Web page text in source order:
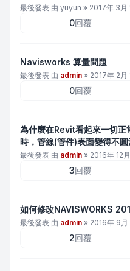
最後發表 由 yuyun » 2017年 3月
0回覆
Navisworks 算量問題
最後發表 由 admin » 2017年 2月
0回覆
為什麼在Revit看起來一切
時，管線(管件)表面變得不圓
最後發表 由 admin » 2016年 12
3回覆
如何修改NAVISWORKS
最後發表 由 admin » 2016年 9月
2回覆